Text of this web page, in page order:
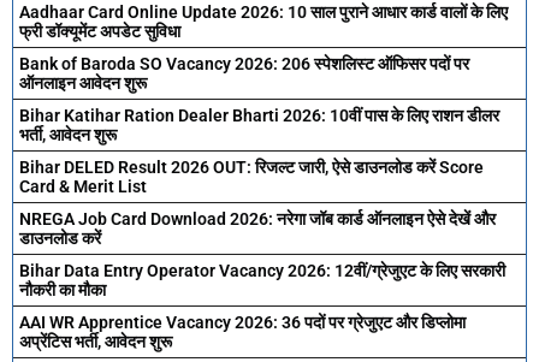
Aadhaar Card Online Update 2026: 10 साल पुराने आधार कार्ड वालों के लिए
फ्री डॉक्यूमेंट अपडेट सुविधा
Bank of Baroda SO Vacancy 2026: 206 स्पेशलिस्ट ऑफिसर पदों पर
ऑनलाइन आवेदन शुरू
Bihar Katihar Ration Dealer Bharti 2026: 10वीं पास के लिए राशन डीलर
भर्ती, आवेदन शुरू
Bihar DELED Result 2026 OUT: रिजल्ट जारी, ऐसे डाउनलोड करें Score
Card & Merit List
NREGA Job Card Download 2026: नरेगा जॉब कार्ड ऑनलाइन ऐसे देखें और
डाउनलोड करें
Bihar Data Entry Operator Vacancy 2026: 12वीं/ग्रेजुएट के लिए सरकारी
नौकरी का मौका
AAI WR Apprentice Vacancy 2026: 36 पदों पर ग्रेजुएट और डिप्लोमा
अप्रेंटिस भर्ती, आवेदन शुरू